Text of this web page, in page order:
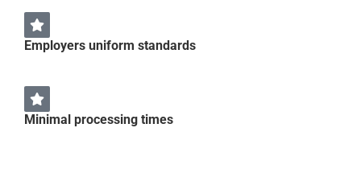
Employers uniform standards
Minimal processing times